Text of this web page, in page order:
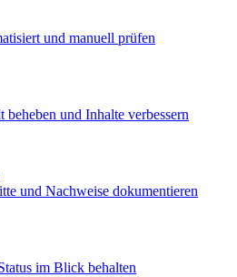
und manuell prüfen
beheben und Inhalte verbessern
und Nachweise dokumentieren
im Blick behalten